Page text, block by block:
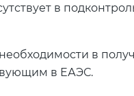
в
в
в ЕАЭС.